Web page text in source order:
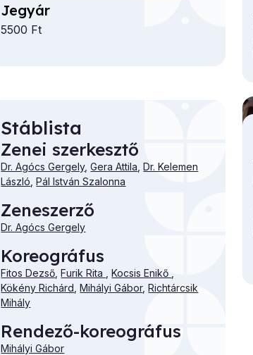
Jegyár
5500 Ft
Stáblista
Zenei szerkesztő
Dr. Agócs Gergely,Gera Attila ,Dr. Kelemen
László ,Pál István Szalonna
Zeneszerző
Dr. Agócs Gergely
Koreográfus
Fitos Dezső ,Furik Rita ,Kocsis Enikő
Kökény Richárd ,Mihályi Gábor,Richtárcsik
Mihály
Rendező-koreográfus
Mihályi Gábor